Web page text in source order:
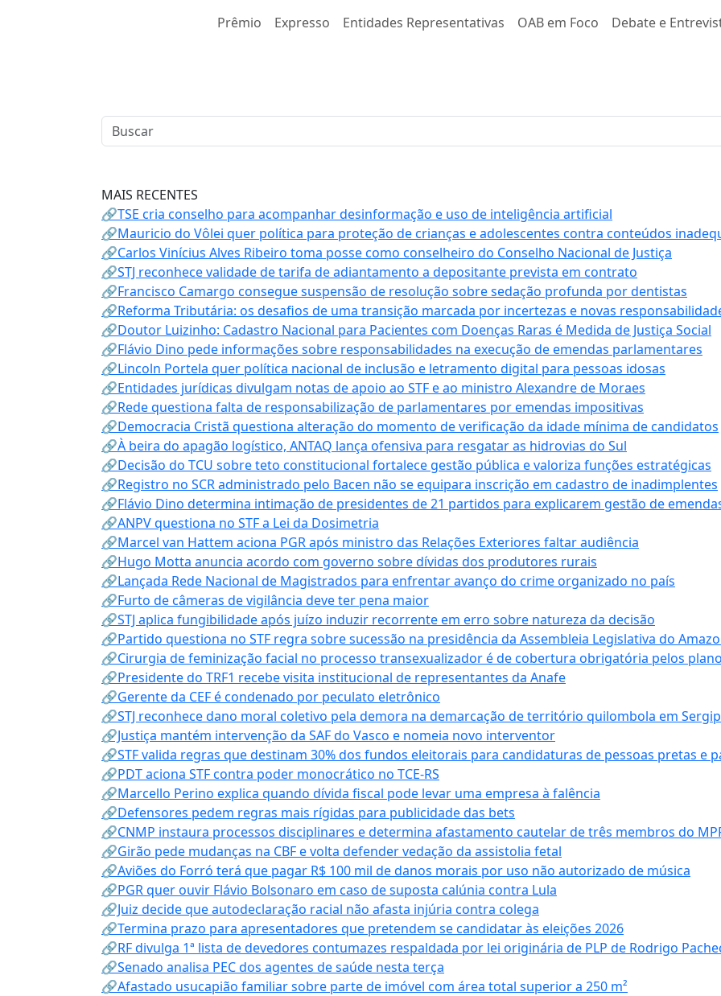
Prêmio Expresso Entidades Representativas OAB em Foco Debate e
MAIS RECENTES
🔗TSE cria conselho para acompanhar desinformação e uso de inteligência artificial
🔗Mauricio do Vôlei quer política para proteção de crianças e adolescentes contra conteúdos
🔗Carlos Vinícius Alves Ribeiro toma posse como conselheiro do Conselho Nacional de Justiça
🔗STJ reconhece validade de tarifa de adiantamento a depositante prevista em contrato
🔗Francisco Camargo consegue suspensão de resolução sobre sedação profunda por dentistas
🔗Reforma Tributária: os desafios de uma transição marcada por incertezas e novas
🔗Doutor Luizinho: Cadastro Nacional para Pacientes com Doenças Raras é Medida de Justiça Social
🔗Flávio Dino pede informações sobre responsabilidades na execução de emendas parlamentares
🔗Lincoln Portela quer política nacional de inclusão e letramento digital para pessoas idosas
🔗Entidades jurídicas divulgam notas de apoio ao STF e ao ministro Alexandre de Moraes
🔗Rede questiona falta de responsabilização de parlamentares por emendas impositivas
🔗Democracia Cristã questiona alteração do momento de verificação da idade mínima de candidatos
🔗À beira do apagão logístico, ANTAQ lança ofensiva para resgatar as hidrovias do Sul
🔗Decisão do TCU sobre teto constitucional fortalece gestão pública e valoriza funções estratégicas
🔗Registro no SCR administrado pelo Bacen não se equipara inscrição em cadastro de inadimplentes
🔗Flávio Dino determina intimação de presidentes de 21 partidos para explicarem gestão de
🔗ANPV questiona no STF a Lei da Dosimetria
🔗Marcel van Hattem aciona PGR após ministro das Relações Exteriores faltar audiência
🔗Hugo Motta anuncia acordo com governo sobre dívidas dos produtores rurais
🔗Lançada Rede Nacional de Magistrados para enfrentar avanço do crime organizado no país
🔗Furto de câmeras de vigilância deve ter pena maior
🔗STJ aplica fungibilidade após juízo induzir recorrente em erro sobre natureza da decisão
🔗Partido questiona no STF regra sobre sucessão na presidência da Assembleia Legislativa do
🔗Cirurgia de feminização facial no processo transexualizador é de cobertura obrigatória pelos
🔗Presidente do TRF1 recebe visita institucional de representantes da Anafe
🔗Gerente da CEF é condenado por peculato eletrônico
🔗STJ reconhece dano moral coletivo pela demora na demarcação de território quilombola em
🔗Justiça mantém intervenção da SAF do Vasco e nomeia novo interventor
🔗STF valida regras que destinam 30% dos fundos eleitorais para candidaturas de pessoas pretas e
🔗PDT aciona STF contra poder monocrático no TCE-RS
🔗Marcello Perino explica quando dívida fiscal pode levar uma empresa à falência
🔗Defensores pedem regras mais rígidas para publicidade das bets
🔗CNMP instaura processos disciplinares e determina afastamento cautelar de três membros do
🔗Girão pede mudanças na CBF e volta defender vedação da assistolia fetal
🔗Aviões do Forró terá que pagar R$ 100 mil de danos morais por uso não autorizado de música
🔗PGR quer ouvir Flávio Bolsonaro em caso de suposta calúnia contra Lula
🔗Juiz decide que autodeclaração racial não afasta injúria contra colega
🔗Termina prazo para apresentadores que pretendem se candidatar às eleições 2026
🔗RF divulga 1ª lista de devedores contumazes respaldada por lei originária de PLP de Rodrigo
🔗Senado analisa PEC dos agentes de saúde nesta terça
🔗Afastado usucapião familiar sobre parte de imóvel com área total superior a 250 m²